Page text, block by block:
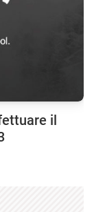
il